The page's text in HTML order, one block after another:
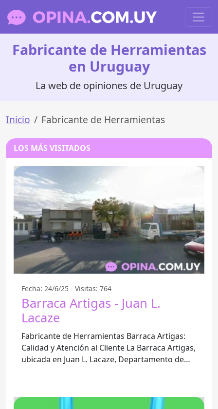
Fabricante de Herramientas
en Uruguay
La web de opiniones de Uruguay
Inicio Fabricante de Herramientas
LOS MÁS VISITADOS
Fecha: 24/6/25 - Visitas: 764
Barraca Artigas - Juan L.
Lacaze
Fabricante de Herramientas Barraca Artigas:
Calidad y Atención al Cliente La Barraca Artigas,
ubicada en Juan L. Lacaze, Departamento de